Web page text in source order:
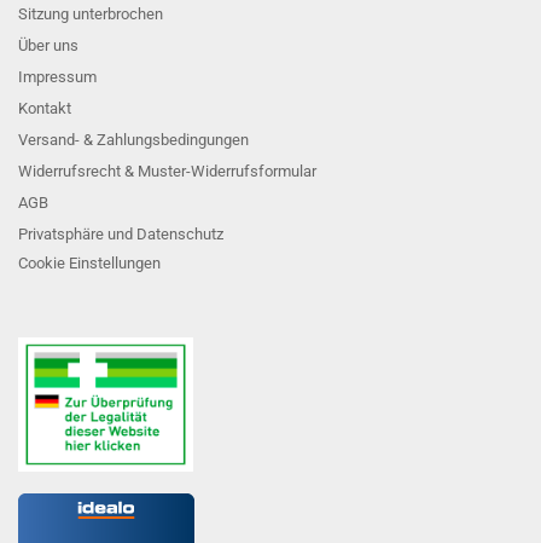
Sitzung unterbrochen
Über uns
Impressum
Kontakt
Versand- & Zahlungsbedingungen
Widerrufsrecht & Muster-Widerrufsformular
AGB
Privatsphäre und Datenschutz
Cookie Einstellungen